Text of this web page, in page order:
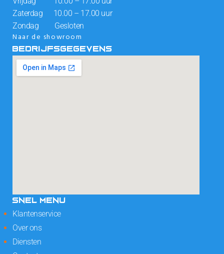
Zaterdag 10.00 – 17.00 uur
Zondag Gesloten
Naar de showroom
BEDRIJFSGEGEVENS
SNEL MENU
Klantenservice
Over ons
Diensten